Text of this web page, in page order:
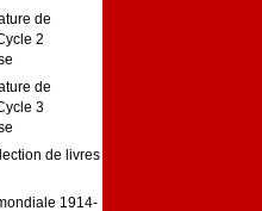
de
2
de
3
de livres
1914-